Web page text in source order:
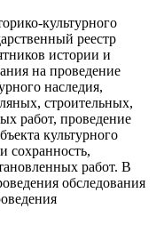
культурного
реестр
истории и
на проведение
наследия,
строительных,
работ, проведение
культурного
сохранность,
работ. В
обследования